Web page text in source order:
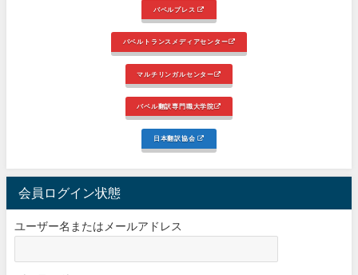
バベルプレス
バベルトランスメディアセンター
マルチリンガルセンター
バベル翻訳専門職大学院
日本翻訳協会
会員ログイン状態
ユーザー名またはメールアドレス